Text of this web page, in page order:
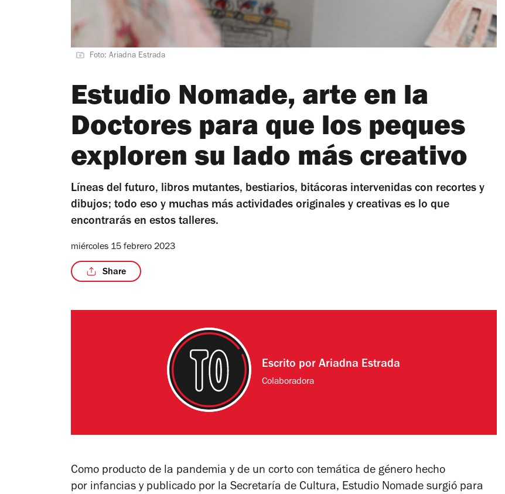
Foto: Ariadna Estrada
Estudio Nomade, arte en la
Doctores para que los peques
exploren su lado más creativo
Líneas del futuro, libros mutantes, bestiarios, bitácoras intervenidas con recortes y
dibujos; todo eso y muchas más actividades originales y creativas es lo que
encontrarás en estos talleres.
miércoles 15 febrero 2023
Share
Escrito porAriadna Estrada
Colaboradora
Como producto de la pandemia y de un corto con temática de género hecho
por infancias y publicado por la Secretaría de Cultura, Estudio Nomade surgió para